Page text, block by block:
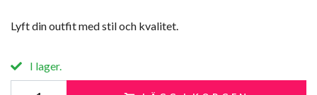
Lyft din outfit med stil och kvalitet.
I lager.